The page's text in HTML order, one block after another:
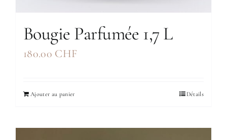
Bougie Parfumée 1,7 L
180.00 CHF
Ajouter au panier Détails